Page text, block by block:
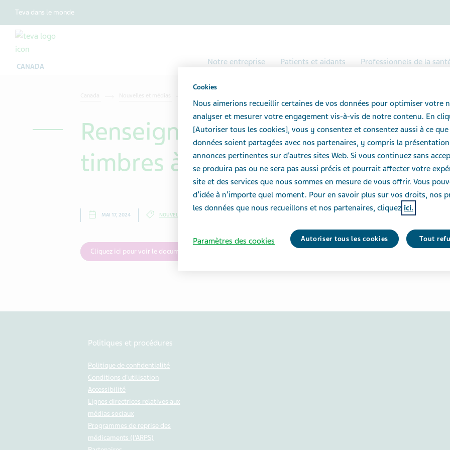
Teva dans le monde
Notre entreprise Patients et aidants Professionnels de la
CANADA
Renseignements importants
timbres à la nicotine
MAI 17, 2024 NOUVELLES
Cliquez ici pour voir le document
Politiques et procédures
Politique de confidentialité
Conditions d'utilisation
Accessibilité
Lignes directrices relatives aux
médias sociaux
Programmes de reprise des
médicaments (l’ARPS)
Cookies
Nous aimerions recueillir certaines de vos données pour optimiser votre
analyser et mesurer votre engagement vis-à-vis de notre contenu. En
[Autoriser tous les cookies], vous y consentez et consentez aussi à ce que
données soient partagées avec nos partenaires, y compris la présentation
annonces pertinentes sur d’autres sites Web. Si vous continuez sans
se produira pas ou ne sera pas aussi précis et pourrait affecter votre
site et des services que nous sommes en mesure de vous offrir. Vous
d’idée à n’importe quel moment. Pour en savoir plus sur vos droits, nos
les données que nous recueillons et nos partenaires, cliquez ici.
Autoriser tous les cookies Tout
Paramètres des cookies